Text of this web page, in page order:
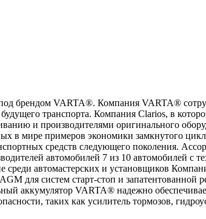
VARTA®. Компания VARTA®
транспорта. Компания Clarios, в
и производителями оригинального
в мире примеров экономики замкнутого
средств следующего поколения.
автомобилей 7 из 10 автомобилей
автомастерских и установщиков
для систем старт-стоп и
аккумулятор VARTA® надежно
таких как усилитель тормозов,